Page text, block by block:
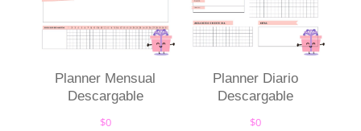
Planner Mensual
Descargable
$0
Planner Diario
Descargable
$0